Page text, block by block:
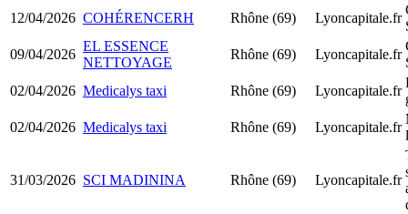
12/04/2026 COHÉRENCERH Rhône (69) Lyoncapitale.fr
09/04/2026
EL ESSENCE
NETTOYAGE
Rhône (69) Lyoncapitale.fr
02/04/2026 Medicalys taxi Rhône (69) Lyoncapitale.fr
02/04/2026 Medicalys taxi Rhône (69) Lyoncapitale.fr
31/03/2026 SCI MADININA Rhône (69) Lyoncapitale.fr